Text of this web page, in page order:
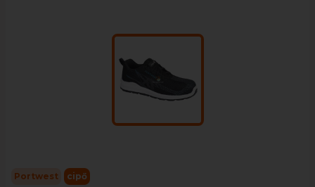
Portwest cipő